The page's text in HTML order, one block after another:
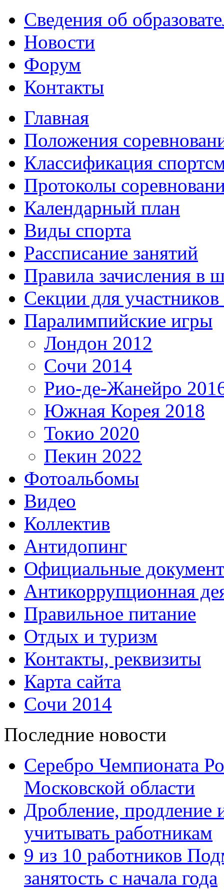
Сведения об
Новости
Форум
Контакты
Главная
Положения
Классификация
Протоколы
Календарный план
Виды спорта
Рассписание занятий
Правила зачисления в
Секции для
Паралимпийские игры
Лондон 2012
Сочи 2014
Рио-де-Жанейро
Южная Корея 2018
Токио 2020
Пекин 2022
Фотоальбомы
Видео
Коллектив
Антидопинг
Официальные
Антикоррупционная
Правильное питание
Отдых и туризм
Контакты, реквизиты
Карта сайта
Сочи 2014
Последние новости
Серебро Чемпионата
Московской области
Дробление, продление
учитывать работникам
9 из 10 работников
занятость с начала года